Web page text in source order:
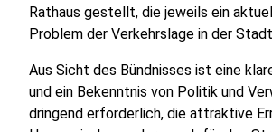
Rathaus gestellt, die jeweils ein
Problem der Verkehrslage in der
Aus Sicht des Bündnisses ist eine
und ein Bekenntnis von Politik und
dringend erforderlich, die attraktive